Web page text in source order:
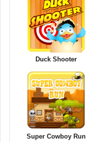
Duck Shooter
Super Cowboy Run